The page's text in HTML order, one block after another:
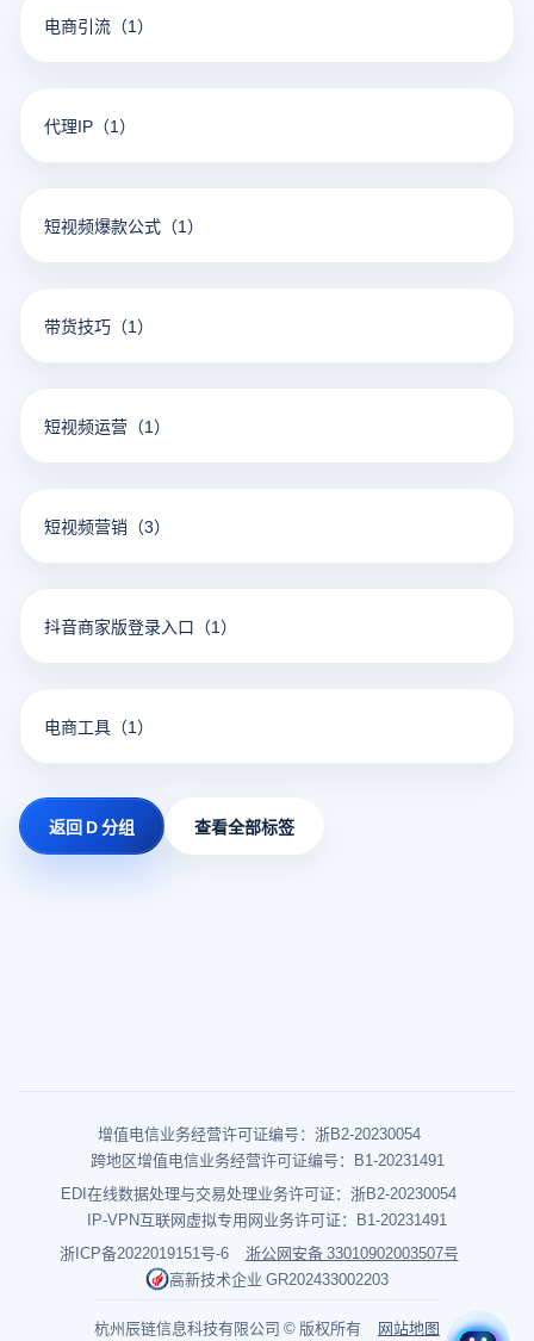
电商引流 （1）
代理IP （1）
短视频爆款公式 （1）
带货技巧 （1）
短视频运营 （1）
短视频营销 （3）
抖音商家版登录入口 （1）
电商工具 （1）
返回 D 分组 查看全部标签
增值电信业务经营许可证编号：浙B2-20230054
跨地区增值电信业务经营许可证编号：B1-20231491
EDI在线数据处理与交易处理业务许可证：浙B2-20230054
IP-VPN互联网虚拟专用网业务许可证：B1-20231491
浙ICP备2022019151号-6
浙公网安备 33010902003507号
高新技术企业 GR202433002203
杭州辰链信息科技有限公司 © 版权所有 网站地图